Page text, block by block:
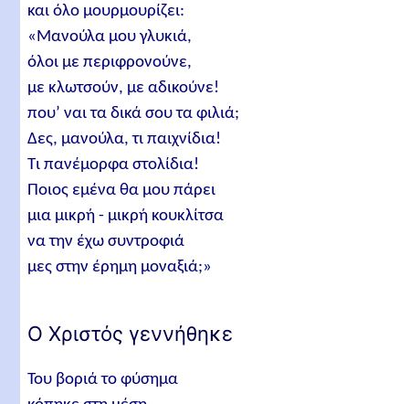
και όλο μουρμουρίζει:
«Μανούλα μου γλυκιά,
όλοι με περιφρονούνε,
με κλωτσούν, με αδικούνε!
που’ ναι τα δικά σου τα φιλιά;
Δες, μανούλα, τι παιχνίδια!
Τι πανέμορφα στολίδια!
Ποιος εμένα θα μου πάρει
μια μικρή - μικρή κουκλίτσα
να την έχω συντροφιά
μες στην έρημη μοναξιά;»
Ο Χριστός γεννήθηκε
Του βοριά το φύσημα